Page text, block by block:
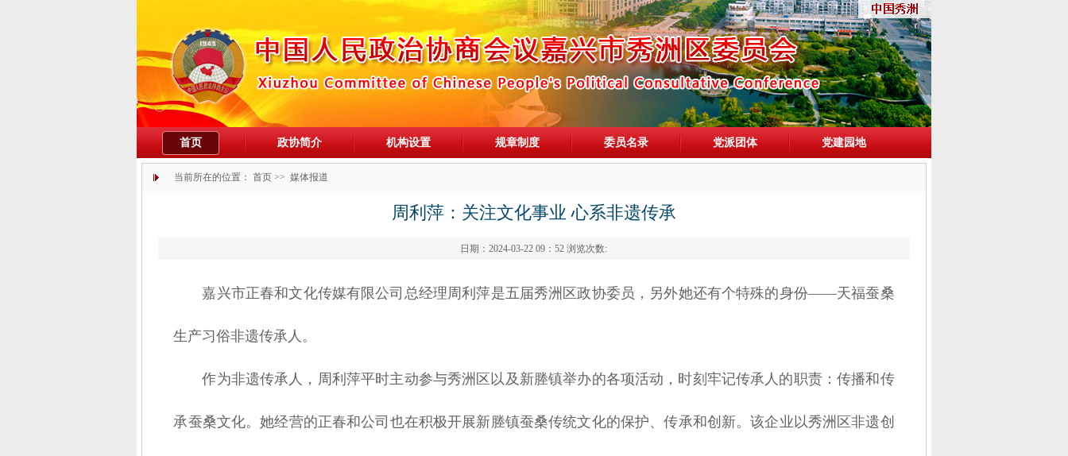
首页 政协简介 机构设置 规章制度 委员名录 党派团体 党建园地
当前所在的位置： 首页 >> 媒体报道
周利萍：关注文化事业 心系非遗传承
日期：2024-03-22 09：52 浏览次数:
嘉兴市正春和文化传媒有限公司总经理周利萍是五届秀洲区政协委员，另外她还有个特殊的身份——天福蚕桑
生产习俗非遗传承人。
作为非遗传承人，周利萍平时主动参与秀洲区以及新塍镇举办的各项活动，时刻牢记传承人的职责：传播和传
承蚕桑文化。她经营的正春和公司也在积极开展新塍镇蚕桑传统文化的保护、传承和创新。该企业以秀洲区非遗创